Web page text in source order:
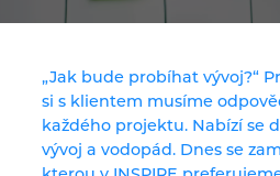
„Jak bude probíhat vývoj?“
si s klientem musíme
každého projektu. Nabízí se
vývoj a vodopád. Dnes se